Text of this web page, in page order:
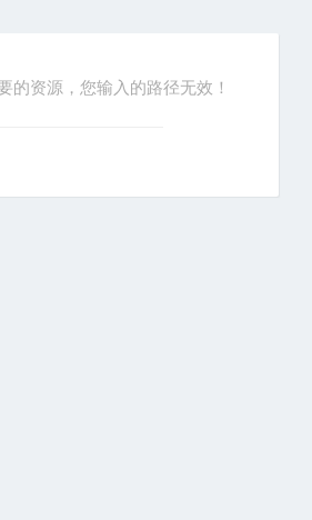
的资源，您输入的路径无效！